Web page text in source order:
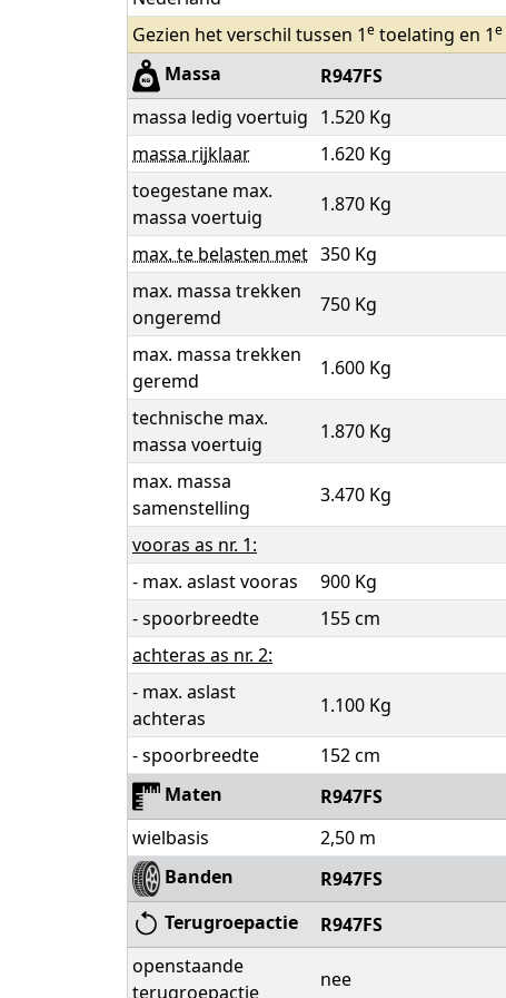
Gezien het verschil tussen 1e toelating en 1e
Massa
R947FS
massa ledig voertuig 1.520 Kg
massa rijklaar
1.620 Kg
toegestane max.
massa voertuig
1.870 Kg
max. te belasten met 350 Kg
max. massa trekken
ongeremd
750 Kg
max. massa trekken
geremd
1.600 Kg
technische max.
massa voertuig
1.870 Kg
max. massa
samenstelling
3.470 Kg
vooras as nr. 1:
- max. aslast vooras
900 Kg
- spoorbreedte
155 cm
achteras as nr. 2:
- max. aslast
achteras
1.100 Kg
- spoorbreedte
152 cm
Maten
R947FS
wielbasis
2,50 m
Banden
R947FS
Terugroepactie
R947FS
openstaande
terugroepactie
nee